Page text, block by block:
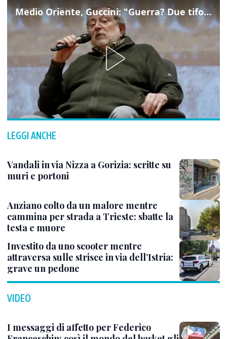
Medio Oriente, Guccini: "Guerra? Due tifoserie che si urlano contro e dimenticano vittime"
LEGGI ANCHE
Vandali in via Nizza a Gorizia: scritte su
muri e portoni
Anziano colto da un malore mentre
cammina per strada a Trieste: sbatte la
testa e muore
Investito da uno scooter mentre
attraversa sulle strisce in via dell’Istria:
grave un pedone
VIDEO
I messaggi di affetto per Federico